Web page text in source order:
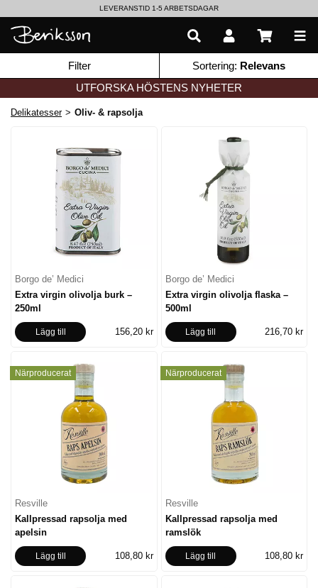
LEVERANSTID 1-5 ARBETSDAGAR
Filter Sortering: Relevans
UTFORSKA HÖSTENS NYHETER
Delikatesser > Oliv- & rapsolja
Borgo de’ Medici
Extra virgin olivolja burk –
250ml
Lägg till 156,20 kr
Borgo de’ Medici
Extra virgin olivolja flaska –
500ml
Lägg till 216,70 kr
Närproducerat
Resville
Kallpressad rapsolja med
apelsin
Lägg till 108,80 kr
Närproducerat
Resville
Kallpressad rapsolja med
ramslök
Lägg till 108,80 kr